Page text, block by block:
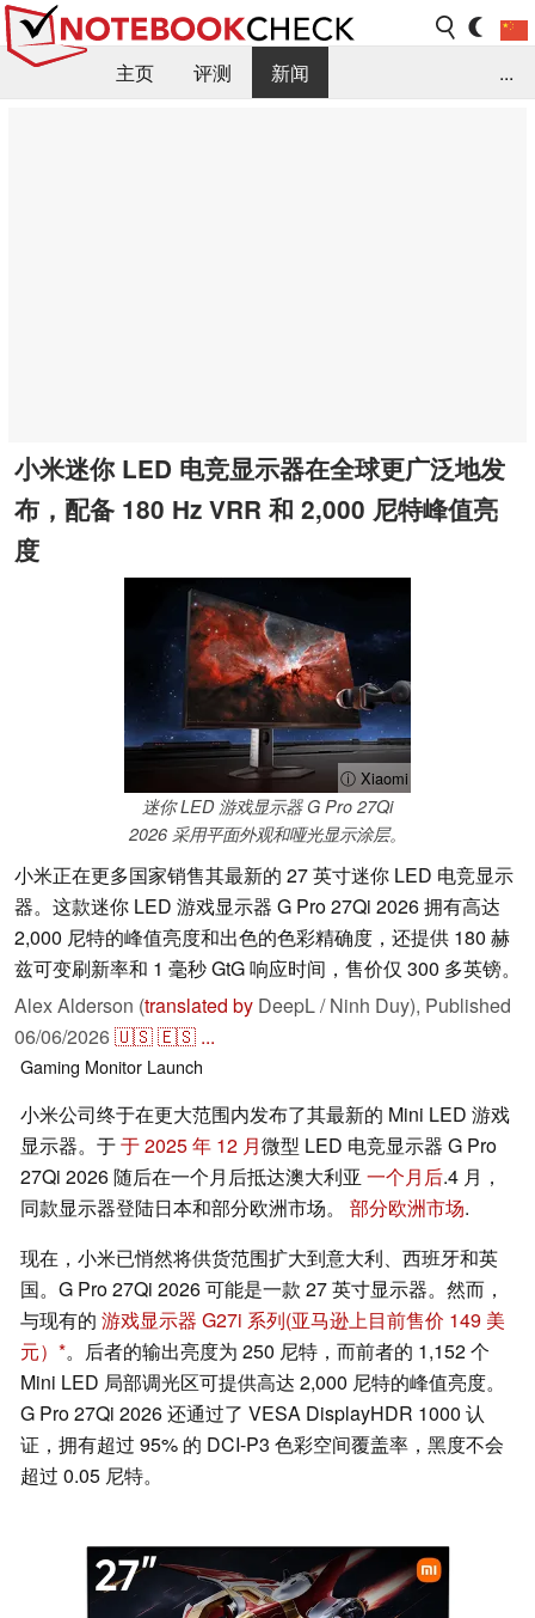
主页 评测
新闻
...
小米迷你 LED 电竞显示器在全球更广泛地发
布，配备 180 Hz VRR 和 2,000 尼特峰值亮
度
ⓘ Xiaomi
迷你 LED 游戏显示器 G Pro 27Qi
2026 采用平面外观和哑光显示涂层。
小米正在更多国家销售其最新的 27 英寸迷你 LED 电竞显示
器。这款迷你 LED 游戏显示器 G Pro 27Qi 2026 拥有高达
2,000 尼特的峰值亮度和出色的色彩精确度，还提供 180 赫
兹可变刷新率和 1 毫秒 GtG 响应时间，售价仅 300 多英镑。
Alex Alderson (translated by DeepL / Ninh Duy), Published
06/06/2026🇺🇸🇪🇸 ...
Gaming Monitor Launch
小米公司终于在更大范围内发布了其最新的 Mini LED 游戏
显示器。于于 2025 年 12 月微型 LED 电竞显示器 G Pro
27Qi 2026 随后在一个月后抵达澳大利亚 一个月后.4 月，
同款显示器登陆日本和部分欧洲市场。 部分欧洲市场.
现在，小米已悄然将供货范围扩大到意大利、西班牙和英
国。G Pro 27Qi 2026 可能是一款 27 英寸显示器。然而，
与现有的 游戏显示器 G27i 系列(亚马逊上目前售价 149 美
元）
。后者的输出亮度为 250 尼特，而前者的 1,152 个
Mini LED 局部调光区可提供高达 2,000 尼特的峰值亮度。
G Pro 27Qi 2026 还通过了 VESA DisplayHDR 1000 认
证，拥有超过 95% 的 DCI-P3 色彩空间覆盖率，黑度不会
超过 0.05 尼特。